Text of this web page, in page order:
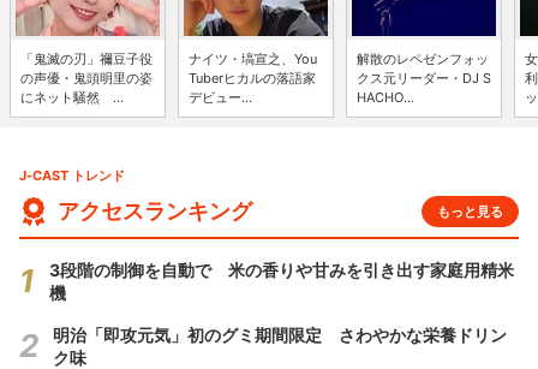
「鬼滅の刃」禰豆子役
の声優・鬼頭明里の姿
にネット騒然 ...
ナイツ・塙宣之、You
Tuberヒカルの落語家
デビュー...
解散のレペゼンフォッ
クス元リーダー・DJ S
HACHO...
J-CAST トレンド
アクセスランキング もっと見る
3段階の制御を自動で 米の香りや甘みを引き出す家庭用精米
機
明治「即攻元気」初のグミ期間限定 さわやかな栄養ドリン
ク味